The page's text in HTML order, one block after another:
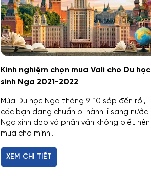
Kinh nghiệm chọn mua Vali cho Du học
sinh Nga 2021-2022
Mùa Du học Nga tháng 9-10 sắp đến rồi,
các bạn đang chuẩn bị hành lí sang nước
Nga xinh đẹp và phân vân không biết nên
mua cho mình...
XEM CHI TIẾT